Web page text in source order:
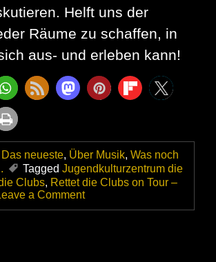
Helft uns der
Räume zu schaffen, in
aus- und erleben kann!
Das neueste, Über Musik, Was noch
Tagged Jugendkulturzentrum die
Clubs, Rettet die Clubs on Tour –
a Commenton